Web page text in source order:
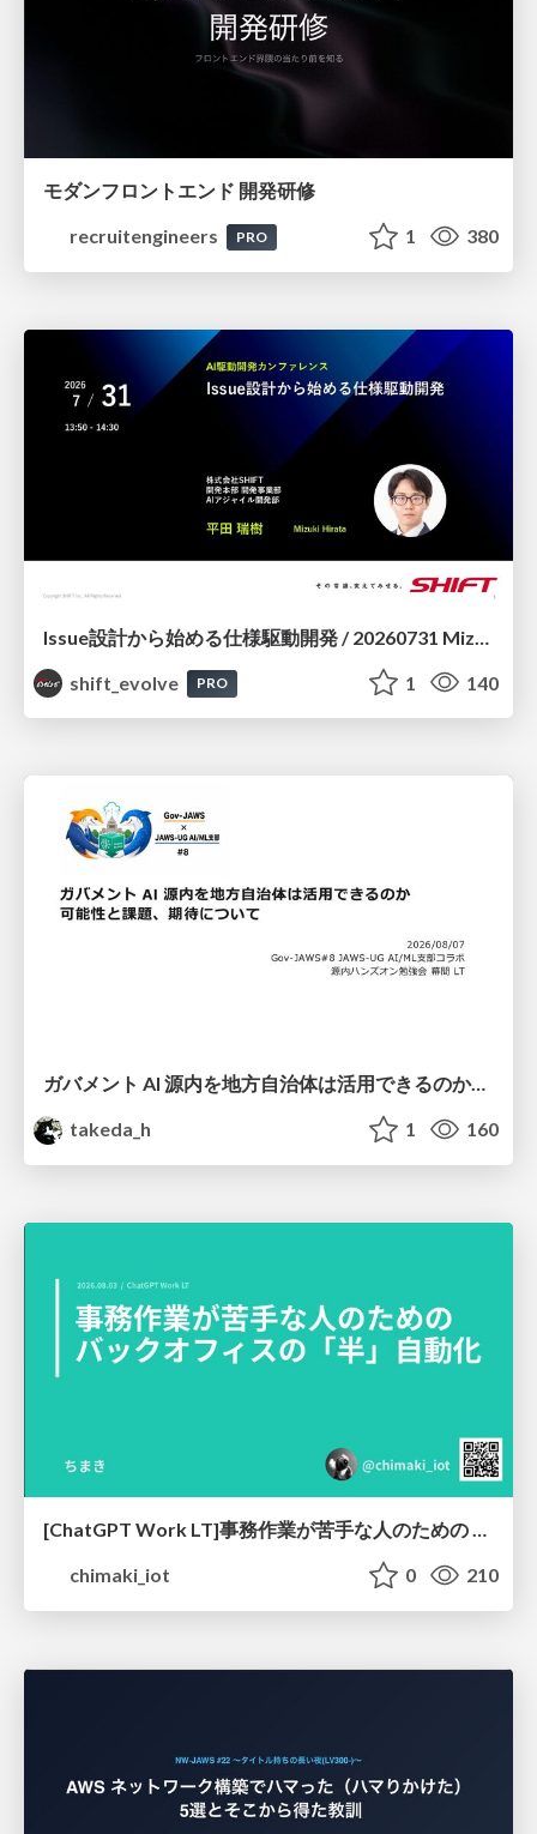
モダンフロントエンド 開発研修
recruitengineers
PRO 1 380
shift_evolve
PRO 1 140
ガバメント AI 源内を地方自治体は活用できるのか 可能性と課題、期待について
takeda_h
1 160
[ChatGPT Work LT]事務作業が苦手な人のための バックオフィスの「半」自動化
chimaki_iot
0 210